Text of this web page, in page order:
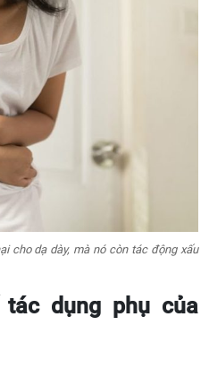
cho dạ dày, mà nó còn tác động xấu
dụng phụ của